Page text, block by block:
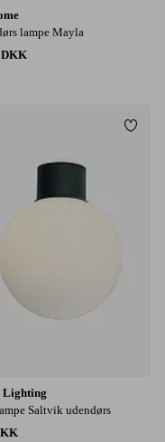
lampe Mayla
DKK
Lighting
Saltvik udendørs